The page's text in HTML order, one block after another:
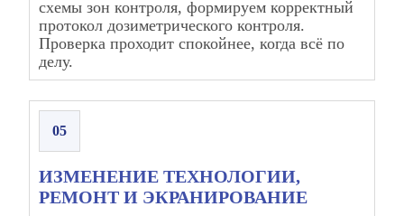
схемы зон контроля, формируем корректный
протокол дозиметрического контроля.
Проверка проходит спокойнее, когда всё по
делу.
05
ИЗМЕНЕНИЕ ТЕХНОЛОГИИ,
РЕМОНТ И ЭКРАНИРОВАНИЕ